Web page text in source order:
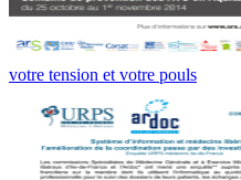
votre tension et votre pouls